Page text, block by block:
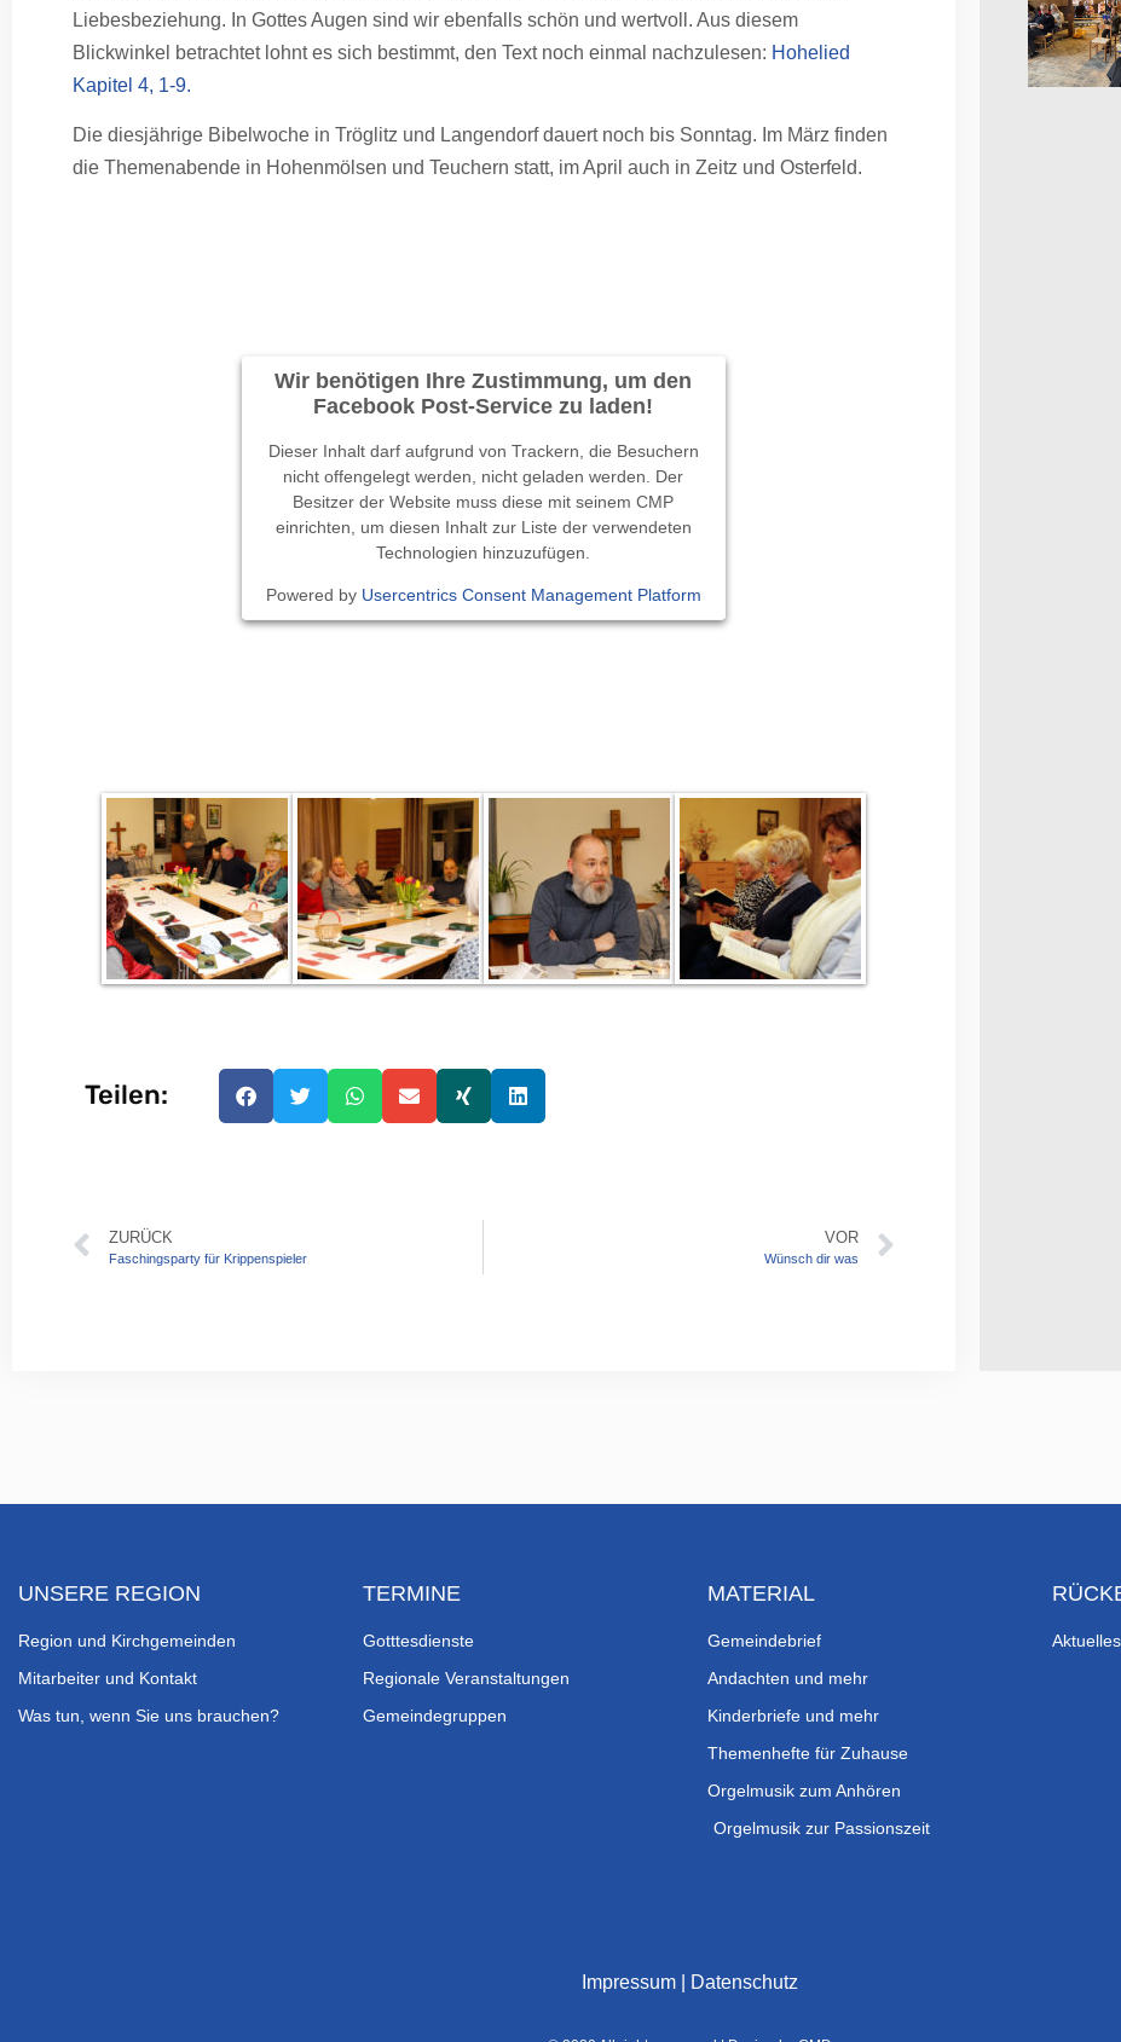
Liebesbeziehung. In Gottes Augen sind wir ebenfalls schön und wertvoll. Aus diesem
Blickwinkel betrachtet lohnt es sich bestimmt, den Text noch einmal nachzulesen: Hohelied
Kapitel 4, 1-9.
Die diesjährige Bibelwoche in Tröglitz und Langendorf dauert noch bis Sonntag. Im März finden
die Themenabende in Hohenmölsen und Teuchern statt, im April auch in Zeitz und Osterfeld.
Wir benötigen Ihre Zustimmung, um den
Facebook Post-Service zu laden!
Dieser Inhalt darf aufgrund von Trackern, die Besuchern
nicht offengelegt werden, nicht geladen werden. Der
Besitzer der Website muss diese mit seinem CMP
einrichten, um diesen Inhalt zur Liste der verwendeten
Technologien hinzuzufügen.
Powered by Usercentrics Consent Management Platform
Teilen:
ZURÜCK
Faschingsparty für Krippenspieler
VOR
Wünsch dir was
UNSERE REGION
Region und Kirchgemeinden
Mitarbeiter und Kontakt
Was tun, wenn Sie uns brauchen?
TERMINE
Gotttesdienste
Regionale Veranstaltungen
Gemeindegruppen
MATERIAL
Gemeindebrief
Andachten und mehr
Kinderbriefe und mehr
Themenhefte für Zuhause
Orgelmusik zum Anhören
Orgelmusik zur Passionszeit
Aktuelles
Impressum| Datenschutz